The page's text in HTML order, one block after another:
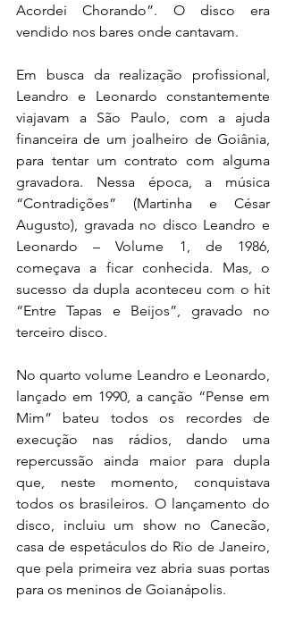
Acordei Chorando”. O disco era
vendido nos bares onde cantavam.
Em busca da realização profissional,
Leandro e Leonardo constantemente
viajavam a São Paulo, com a ajuda
financeira de um joalheiro de Goiânia,
para tentar um contrato com alguma
gravadora. Nessa época, a música
“Contradições” (Martinha e César
Augusto), gravada no disco Leandro e
Leonardo – Volume 1, de 1986,
começava a ficar conhecida. Mas, o
sucesso da dupla aconteceu com o hit
“Entre Tapas e Beijos”, gravado no
terceiro disco.
No quarto volume Leandro e Leonardo,
lançado em 1990, a canção “Pense em
Mim” bateu todos os recordes de
execução nas rádios, dando uma
repercussão ainda maior para dupla
que, neste momento, conquistava
todos os brasileiros. O lançamento do
disco, incluiu um show no Canecão,
casa de espetáculos do Rio de Janeiro,
que pela primeira vez abria suas portas
para os meninos de Goianápolis.